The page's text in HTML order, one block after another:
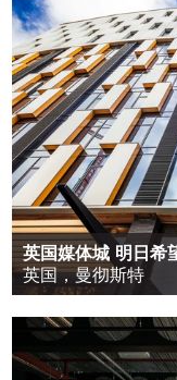
英国媒体城 明日希
英国，曼彻斯特